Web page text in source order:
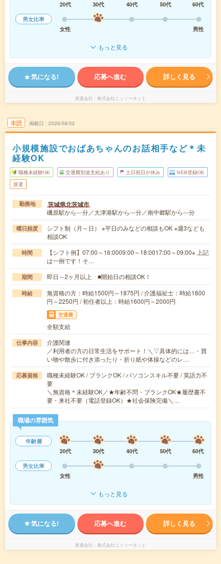
20代
30代 40代 50代
60代
男女比率
女性
男性
もっと見る
気になる! 応募へ進む 詳しく見る
派遣会社 株式会社ニッソーネット
未読 掲載日 2026/08/02
小規模施設でおばあちゃんのお話相手など＊未
経験OK
職種未経験OK 交通費別途支給あり 土日祝日が休み WEB登録OK
派遣
勤務地 茨城県北茨城市
磯原駅から---分／大津港駅から---分／南中郷駅から---分
曜日頻度
シフト制（月～日） ※平日のみなどの相談もOK ※週3なども
相談OK
時間
【シフト例】07:00～16:0009:00～18:0017:00～09:00※ 上記
は一例です！そ…
期間 即日～2ヶ月以上 ■開始日の相談OK！
時給
無資格の方：時給1500円～1875円 / 介護福祉士：時給1800
円～2250円 / 初任者以上：時給1600円～2000円
交通費
全額支給
仕事内容
介護関連
／利用者の方の日常生活をサポート！＼▽具体的には…・買
い物や散歩に付き添ったり・折り紙や体操などのレ…
応募資格
職種未経験OK / ブランクOK / パソコンスキル不要 / 英語力不
要
＼無資格＊未経験OK／★年齢不問・ブランクOK★履歴書不
要・来社不要（電話登録OK）★社会保険完備＼…
職場の雰囲気
年齢層
20代
30代 40代 50代
60代
男女比率
女性
男性
もっと見る
気になる! 応募へ進む 詳しく見る
派遣会社 株式会社ニッソーネット